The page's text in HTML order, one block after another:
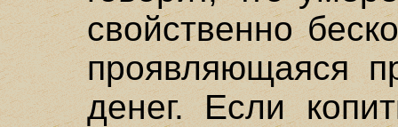
свойственно
проявляющаяся
денег. Если